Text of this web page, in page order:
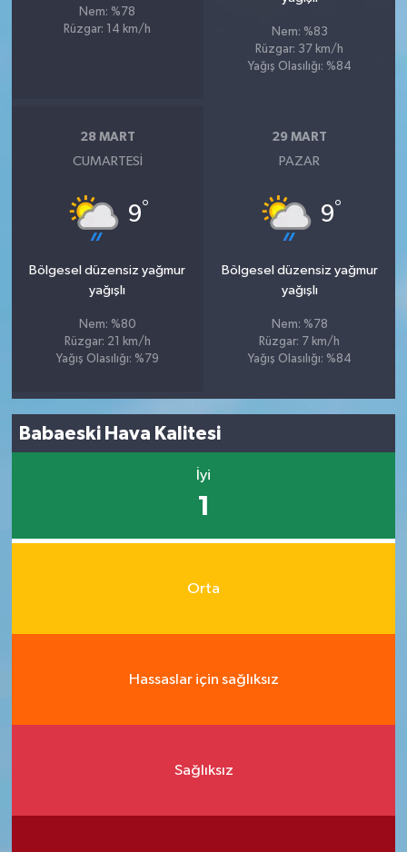
Nem: %78
Rüzgar: 14 km/h
Nem: %83
Rüzgar: 37 km/h
Yağış Olasılığı: %84
28 MART
CUMARTESI
9°
Bölgesel düzensiz yağmur
yağışlı
Nem: %80
Rüzgar: 21 km/h
Yağış Olasılığı: %79
29 MART
PAZAR
9°
Bölgesel düzensiz yağmur
yağışlı
Nem: %78
Rüzgar: 7 km/h
Yağış Olasılığı: %84
Babaeski Hava Kalitesi
İyi
1
Orta
Hassaslar için sağlıksız
Sağlıksız